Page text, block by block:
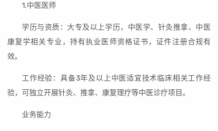
1.中医医师
学历与资质：大专及以上学历，中医学、针灸推拿、中医
康复学相关专业，持有执业医师资格证书，证件注册合规有
效。
工作经验：具备3年及以上中医适宜技术临床相关工作经
验，可独立开展针灸、推拿、康复理疗等中医诊疗项目。
业务能力